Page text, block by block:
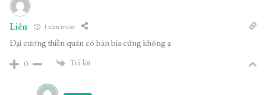
Liên 1 năm trước
Đại cương thiền quán có bản bia cứng không ạ
0 Trả lời